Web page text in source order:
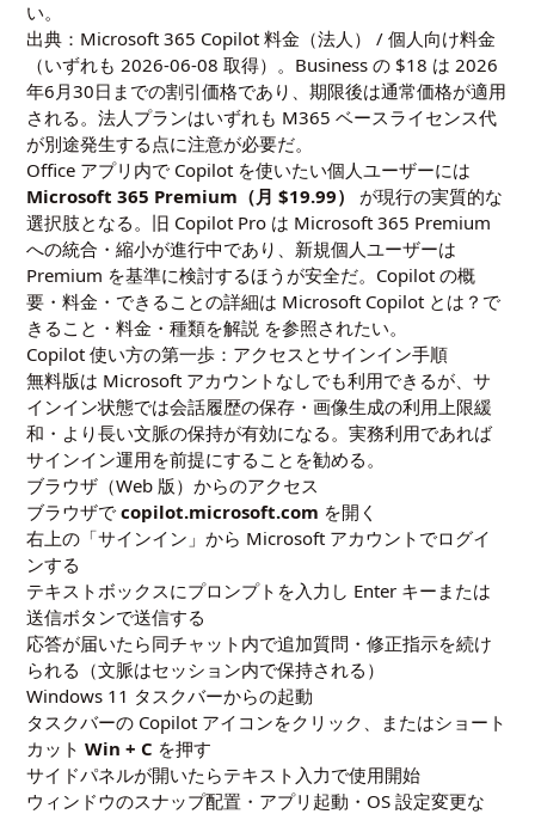
い。
出典： Microsoft 365 Copilot 料金（法人） /個人向け料金
（いずれも 2026-06-08 取得）。Business の $18 は 2026
年6月30日までの割引価格であり、期限後は通常価格が適用
される。法人プランはいずれも M365 ベースライセンス代
が別途発生する点に注意が必要だ。
Office アプリ内で Copilot を使いたい個人ユーザーには
Microsoft 365 Premium（月 $19.99）
が現行の実質的な
選択肢となる。旧 Copilot Pro は Microsoft 365 Premium
への統合・縮小が進行中であり、新規個人ユーザーは
Premium を基準に検討するほうが安全だ。Copilot の概
要・料金・できることの詳細は Microsoft Copilot とは？で
きること・料金・種類を解説 を参照されたい。
Copilot 使い方の第一歩：アクセスとサインイン手順
無料版は Microsoft アカウントなしでも利用できるが、サ
インイン状態では会話履歴の保存・画像生成の利用上限緩
和・より長い文脈の保持が有効になる。実務利用であれば
サインイン運用を前提にすることを勧める。
ブラウザ（Web 版）からのアクセス
ブラウザでcopilot.microsoft.com を開く
右上の「サインイン」から Microsoft アカウントでログイ
ンする
テキストボックスにプロンプトを入力し Enter キーまたは
送信ボタンで送信する
応答が届いたら同チャット内で追加質問・修正指示を続け
られる（文脈はセッション内で保持される）
Windows 11 タスクバーからの起動
タスクバーの Copilot アイコンをクリック、またはショート
カットWin + C を押す
サイドパネルが開いたらテキスト入力で使用開始
ウィンドウのスナップ配置・アプリ起動・OS 設定変更な